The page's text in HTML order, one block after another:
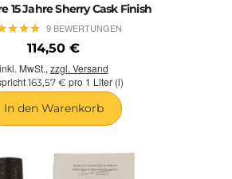
15 Jahre Sherry Cask Finish
★★★
★★★ 9 BEWERTUNGEN
114,50 €
inkl. MwSt., zzgl. Versand
163,57 € pro 1 Liter (l)
In den Warenkorb